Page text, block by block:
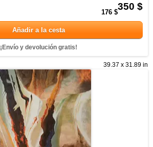
350 $
176 $
Añadir a la cesta
¡Envío y devolución gratis!
39.37 x 31.89 in